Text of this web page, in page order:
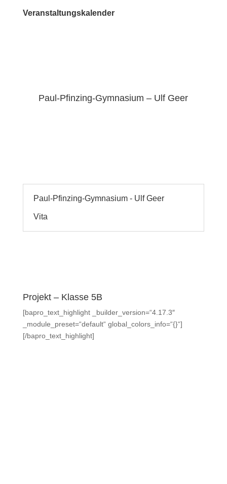
Veranstaltungskalender
Paul-Pfinzing-Gymnasium – Ulf Geer
Paul-Pfinzing-Gymnasium - Ulf Geer
Vita
Projekt – Klasse 5B
[bapro_text_highlight _builder_version=“4.17.3″
_module_preset=“default“ global_colors_info=“{}“]
[/bapro_text_highlight]